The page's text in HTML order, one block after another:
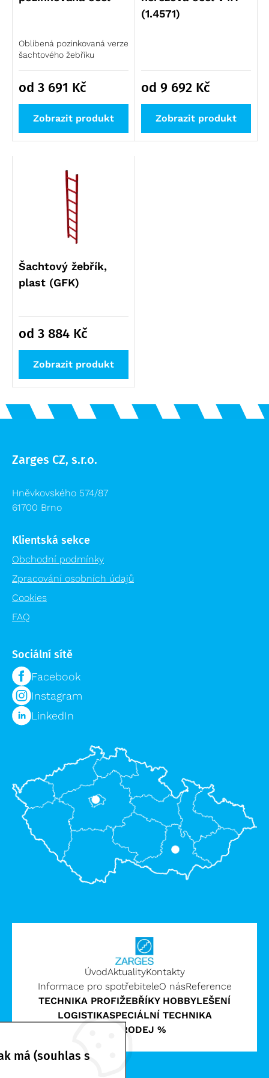
Logistika pro zdravotnictví
Regálové systémy
Lešení výprodej
Oblíbená pozinkovaná verze
šachtového žebříku
od 3 691 Kč
Zobrazit produkt
(1.4571)
od 9 692 Kč
Zobrazit produkt
Šachtový žebřík,
plast (GFK)
od 3 884 Kč
Zobrazit produkt
Zarges CZ, s.r.o.
Hněvkovského 574/87
61700 Brno
Klientská sekce
Obchodní podmínky
Zpracování osobních údajů
Cookies
FAQ
Sociální sítě
Facebook
Instagram
LinkedIn
TECHNIKA PROFIŽEBŘÍKY HOBBYLEŠENÍ
LOGISTIKASPECIÁLNÍ TECHNIKA
VÝPRODEJ %
ÚvodAktualityKontakty
Informace pro spotřebiteleO násReference
má (souhlas s